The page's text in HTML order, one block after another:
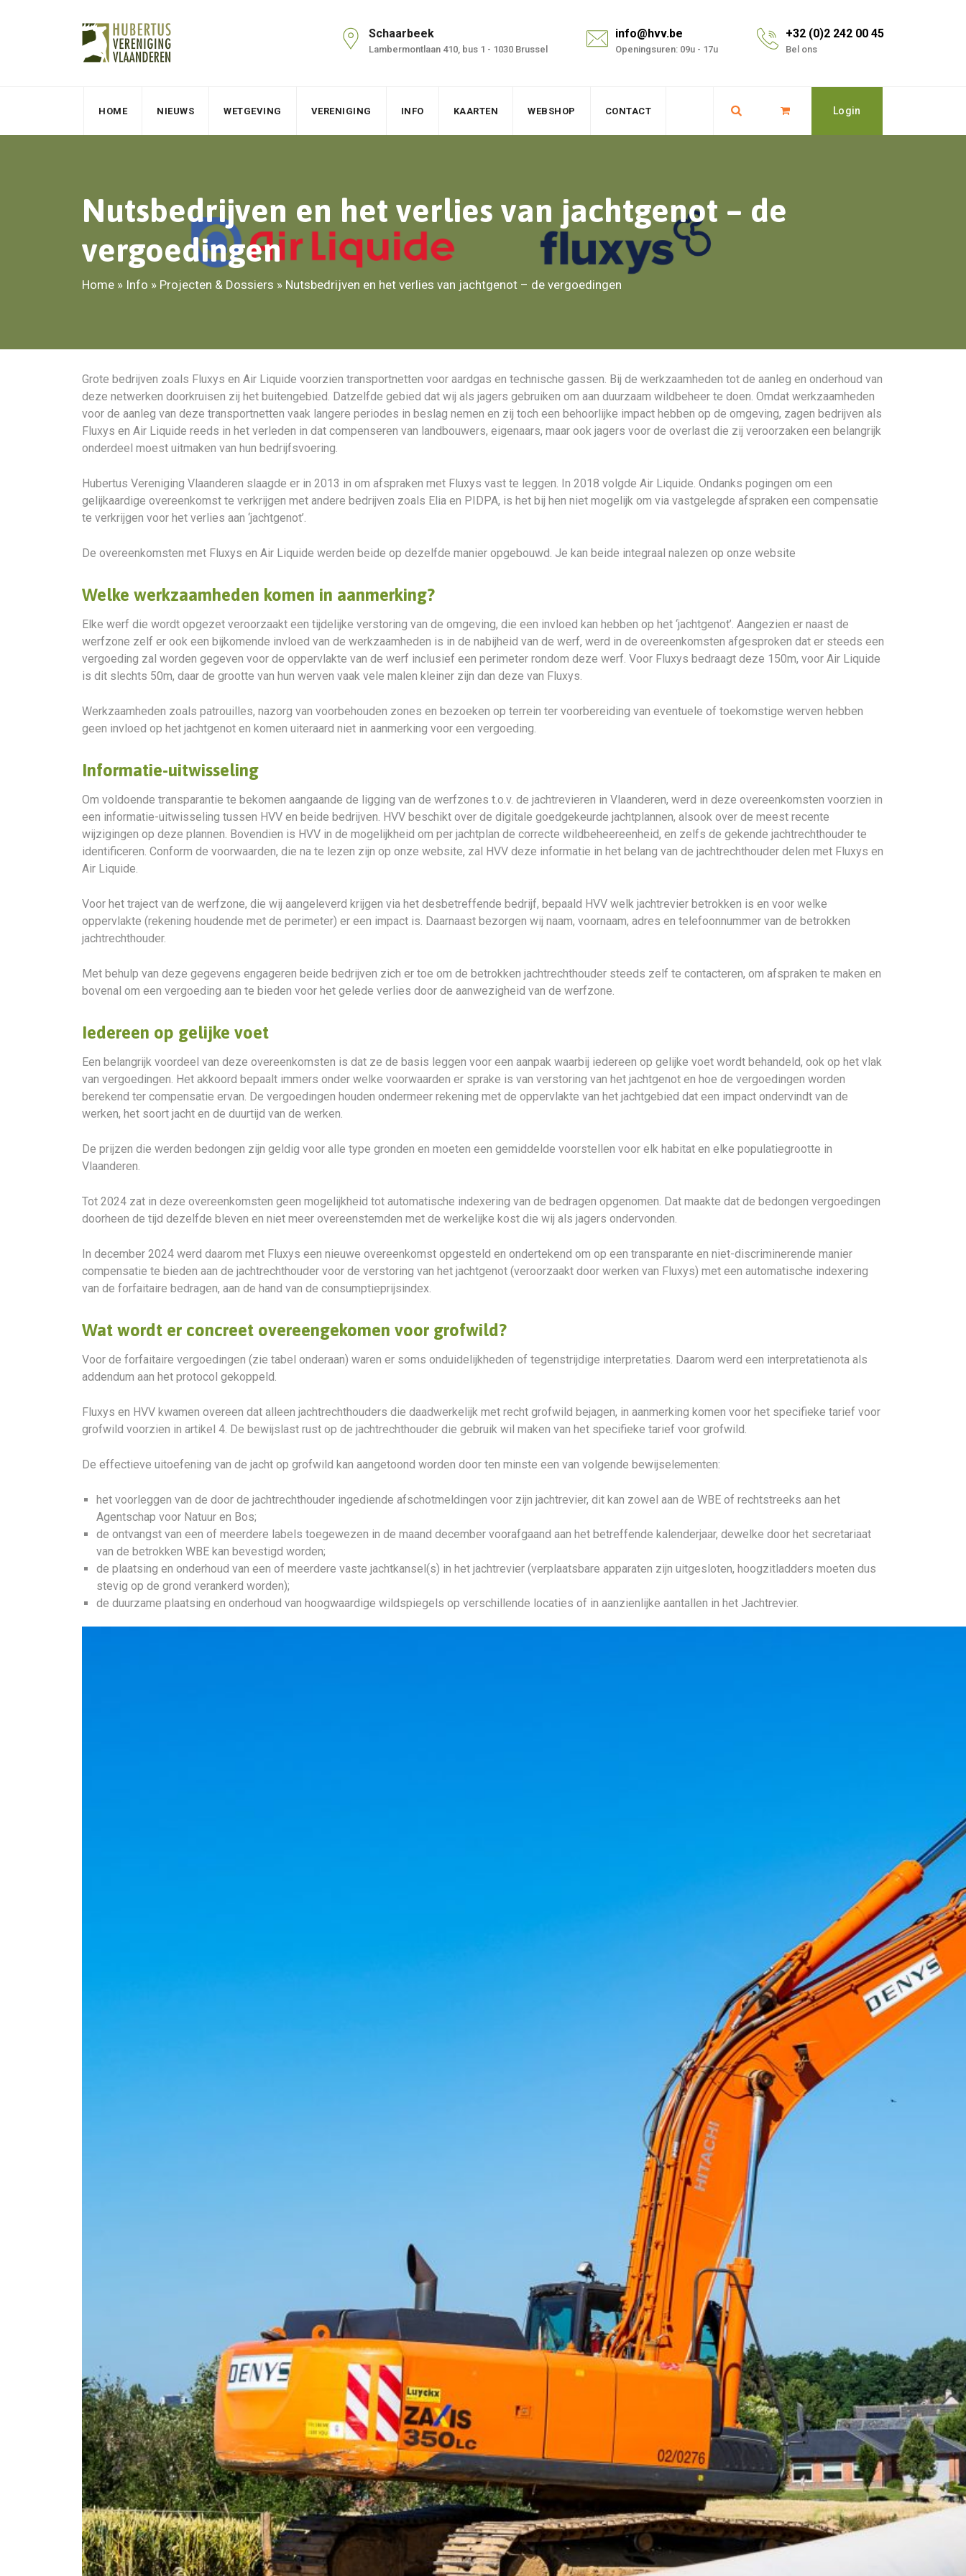
Schaarbeek
Lambermontlaan 410, bus 1 - 1030 Brussel
info@hvv.be
Openingsuren: 09u - 17u
+32 (0)2 242 00 45
Bel ons
HOME NIEUWS WETGEVING VERENIGING INFO KAARTEN WEBSHOP CONTACT Login
Nutsbedrijven en het verlies van jachtgenot – de
vergoedingen
Home » Info » Projecten & Dossiers » Nutsbedrijven en het verlies van jachtgenot – de vergoedingen
Grote bedrijven zoals Fluxys en Air Liquide voorzien transportnetten voor aardgas en technische gassen. Bij de werkzaamheden tot de aanleg en onderhoud van
deze netwerken doorkruisen zij het buitengebied. Datzelfde gebied dat wij als jagers gebruiken om aan duurzaam wildbeheer te doen. Omdat werkzaamheden
voor de aanleg van deze transportnetten vaak langere periodes in beslag nemen en zij toch een behoorlijke impact hebben op de omgeving, zagen bedrijven als
Fluxys en Air Liquide reeds in het verleden in dat compenseren van landbouwers, eigenaars, maar ook jagers voor de overlast die zij veroorzaken een belangrijk
onderdeel moest uitmaken van hun bedrijfsvoering.
Hubertus Vereniging Vlaanderen slaagde er in 2013 in om afspraken met Fluxys vast te leggen. In 2018 volgde Air Liquide. Ondanks pogingen om een
gelijkaardige overeenkomst te verkrijgen met andere bedrijven zoals Elia en PIDPA, is het bij hen niet mogelijk om via vastgelegde afspraken een compensatie
te verkrijgen voor het verlies aan ‘jachtgenot’.
De overeenkomsten met Fluxys en Air Liquide werden beide op dezelfde manier opgebouwd. Je kan beide integraal nalezen op onze website
Welke werkzaamheden komen in aanmerking?
Elke werf die wordt opgezet veroorzaakt een tijdelijke verstoring van de omgeving, die een invloed kan hebben op het ‘jachtgenot’. Aangezien er naast de
werfzone zelf er ook een bijkomende invloed van de werkzaamheden is in de nabijheid van de werf, werd in de overeenkomsten afgesproken dat er steeds een
vergoeding zal worden gegeven voor de oppervlakte van de werf inclusief een perimeter rondom deze werf. Voor Fluxys bedraagt deze 150m, voor Air Liquide
is dit slechts 50m, daar de grootte van hun werven vaak vele malen kleiner zijn dan deze van Fluxys.
Werkzaamheden zoals patrouilles, nazorg van voorbehouden zones en bezoeken op terrein ter voorbereiding van eventuele of toekomstige werven hebben
geen invloed op het jachtgenot en komen uiteraard niet in aanmerking voor een vergoeding.
Informatie-uitwisseling
Om voldoende transparantie te bekomen aangaande de ligging van de werfzones t.o.v. de jachtrevieren in Vlaanderen, werd in deze overeenkomsten voorzien in
een informatie-uitwisseling tussen HVV en beide bedrijven. HVV beschikt over de digitale goedgekeurde jachtplannen, alsook over de meest recente
wijzigingen op deze plannen. Bovendien is HVV in de mogelijkheid om per jachtplan de correcte wildbeheereenheid, en zelfs de gekende jachtrechthouder te
identificeren. Conform de voorwaarden, die na te lezen zijn op onze website, zal HVV deze informatie in het belang van de jachtrechthouder delen met Fluxys en
Air Liquide.
Voor het traject van de werfzone, die wij aangeleverd krijgen via het desbetreffende bedrijf, bepaald HVV welk jachtrevier betrokken is en voor welke
oppervlakte (rekening houdende met de perimeter) er een impact is. Daarnaast bezorgen wij naam, voornaam, adres en telefoonnummer van de betrokken
jachtrechthouder.
Met behulp van deze gegevens engageren beide bedrijven zich er toe om de betrokken jachtrechthouder steeds zelf te contacteren, om afspraken te maken en
bovenal om een vergoeding aan te bieden voor het gelede verlies door de aanwezigheid van de werfzone.
Iedereen op gelijke voet
Een belangrijk voordeel van deze overeenkomsten is dat ze de basis leggen voor een aanpak waarbij iedereen op gelijke voet wordt behandeld, ook op het vlak
van vergoedingen. Het akkoord bepaalt immers onder welke voorwaarden er sprake is van verstoring van het jachtgenot en hoe de vergoedingen worden
berekend ter compensatie ervan. De vergoedingen houden ondermeer rekening met de oppervlakte van het jachtgebied dat een impact ondervindt van de
werken, het soort jacht en de duurtijd van de werken.
De prijzen die werden bedongen zijn geldig voor alle type gronden en moeten een gemiddelde voorstellen voor elk habitat en elke populatiegrootte in
Vlaanderen.
Tot 2024 zat in deze overeenkomsten geen mogelijkheid tot automatische indexering van de bedragen opgenomen. Dat maakte dat de bedongen vergoedingen
doorheen de tijd dezelfde bleven en niet meer overeenstemden met de werkelijke kost die wij als jagers ondervonden.
In december 2024 werd daarom met Fluxys een nieuwe overeenkomst opgesteld en ondertekend om op een transparante en niet-discriminerende manier
compensatie te bieden aan de jachtrechthouder voor de verstoring van het jachtgenot (veroorzaakt door werken van Fluxys) met een automatische indexering
van de forfaitaire bedragen, aan de hand van de consumptieprijsindex.
Wat wordt er concreet overeengekomen voor grofwild?
Voor de forfaitaire vergoedingen (zie tabel onderaan) waren er soms onduidelijkheden of tegenstrijdige interpretaties. Daarom werd een interpretatienota als
addendum aan het protocol gekoppeld.
Fluxys en HVV kwamen overeen dat alleen jachtrechthouders die daadwerkelijk met recht grofwild bejagen, in aanmerking komen voor het specifieke tarief voor
grofwild voorzien in artikel 4. De bewijslast rust op de jachtrechthouder die gebruik wil maken van het specifieke tarief voor grofwild.
De effectieve uitoefening van de jacht op grofwild kan aangetoond worden door ten minste een van volgende bewijselementen:
het voorleggen van de door de jachtrechthouder ingediende afschotmeldingen voor zijn jachtrevier, dit kan zowel aan de WBE of rechtstreeks aan het
Agentschap voor Natuur en Bos;
de ontvangst van een of meerdere labels toegewezen in de maand december voorafgaand aan het betreffende kalenderjaar, dewelke door het secretariaat
van de betrokken WBE kan bevestigd worden;
de plaatsing en onderhoud van een of meerdere vaste jachtkansel(s) in het jachtrevier (verplaatsbare apparaten zijn uitgesloten, hoogzitladders moeten dus
stevig op de grond verankerd worden);
de duurzame plaatsing en onderhoud van hoogwaardige wildspiegels op verschillende locaties of in aanzienlijke aantallen in het Jachtrevier.